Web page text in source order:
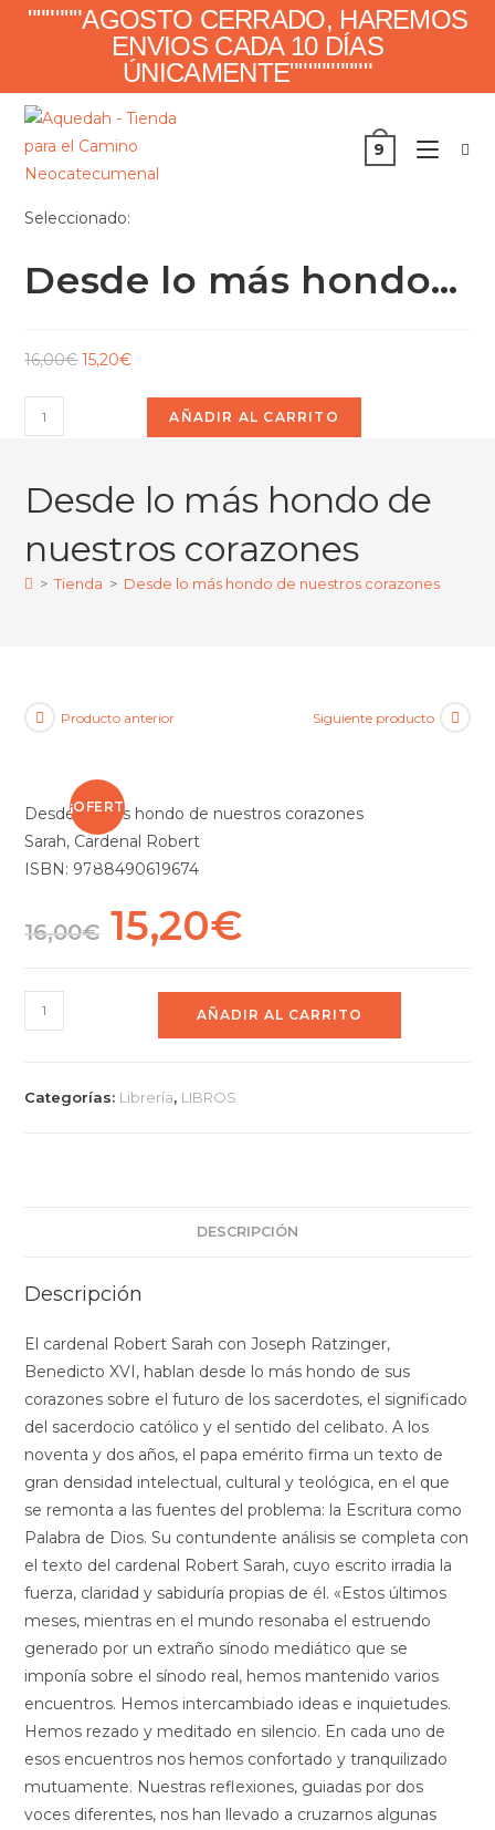
""""""AGOSTO CERRADO, HAREMOS
ENVIOS CADA 10 DÍAS
ÚNICAMENTE"""""""""
9
Seleccionado:
Desde lo más hondo…
16,00€ 15,20€
AÑADIR AL CARRITO
Desde lo más hondo de
nuestros corazones
> Tienda > Desde lo más hondo de nuestros corazones
¡OFERT
A!
Producto anterior Siguiente producto
Desde lo más hondo de nuestros corazones
Sarah, Cardenal Robert
ISBN: 9788490619674
16,00€ 15,20€
AÑADIR AL CARRITO
Categorías: Librería, LIBROS
DESCRIPCIÓN
Descripción
El cardenal Robert Sarah con Joseph Ratzinger,
Benedicto XVI, hablan desde lo más hondo de sus
corazones sobre el futuro de los sacerdotes, el significado
del sacerdocio católico y el sentido del celibato. A los
noventa y dos años, el papa emérito firma un texto de
gran densidad intelectual, cultural y teológica, en el que
se remonta a las fuentes del problema: la Escritura como
Palabra de Dios. Su contundente análisis se completa con
el texto del cardenal Robert Sarah, cuyo escrito irradia la
fuerza, claridad y sabiduría propias de él. «Estos últimos
meses, mientras en el mundo resonaba el estruendo
generado por un extraño sínodo mediático que se
imponía sobre el sínodo real, hemos mantenido varios
encuentros. Hemos intercambiado ideas e inquietudes.
Hemos rezado y meditado en silencio. En cada uno de
esos encuentros nos hemos confortado y tranquilizado
mutuamente. Nuestras reflexiones, guiadas por dos
voces diferentes, nos han llevado a cruzarnos algunas